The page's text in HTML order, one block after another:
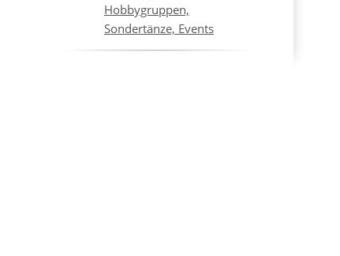
Hobbygruppen,
Sondertänze, Events